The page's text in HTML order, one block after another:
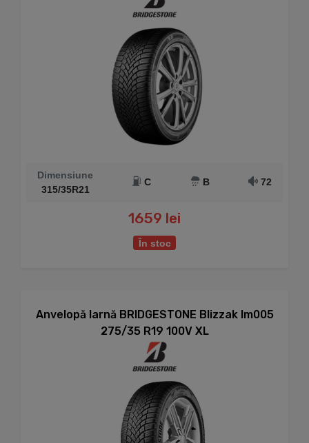
Dimensiune
315/35R21
C B 72
1659 lei
În stoc
Anvelopă Iarnă BRIDGESTONE Blizzak lm005
275/35 R19 100V XL